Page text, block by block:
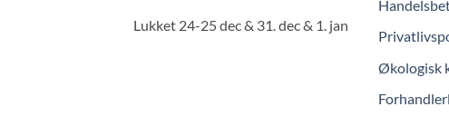
Lukket 24-25 dec & 31. dec & 1. jan
Økologisk